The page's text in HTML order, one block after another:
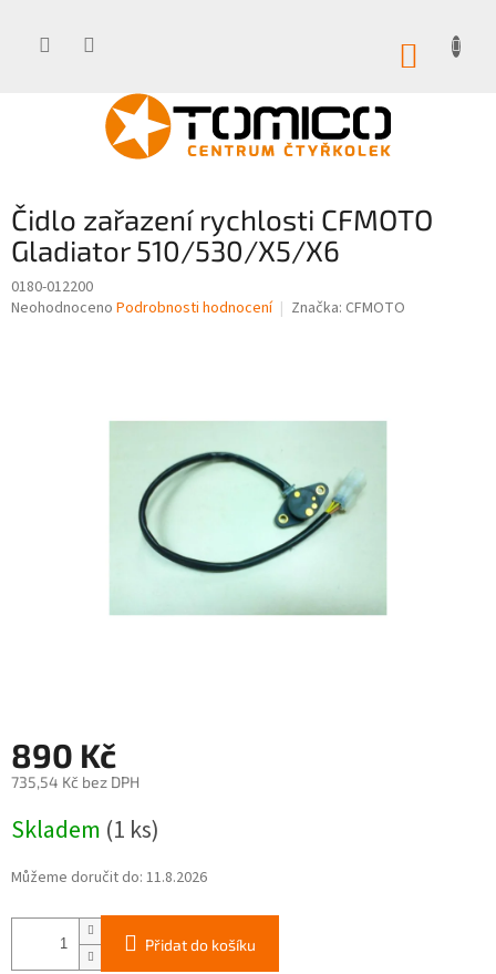
Čidlo zařazení rychlosti CFMOTO
Gladiator 510/530/X5/X6
0180-012200
Průměrné
Neohodnoceno Podrobnosti hodnocení Značka: CFMOTO
890 Kč
735,54 Kč bez DPH
cena:
Skladem (1 ks)
Můžeme doručit do: 11.8.2026
Přidat do košíku